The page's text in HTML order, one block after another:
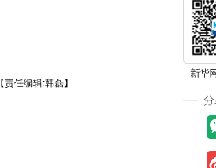
【责任编辑:韩磊】